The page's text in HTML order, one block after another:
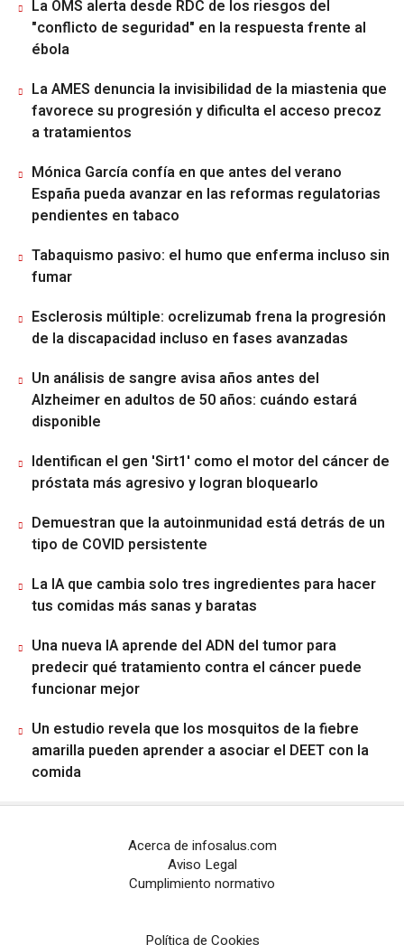
La OMS alerta desde RDC de los riesgos del
"conflicto de seguridad" en la respuesta frente al
ébola
La AMES denuncia la invisibilidad de la miastenia que
favorece su progresión y dificulta el acceso precoz
a tratamientos
Mónica García confía en que antes del verano
España pueda avanzar en las reformas regulatorias
pendientes en tabaco
Tabaquismo pasivo: el humo que enferma incluso sin
fumar
Esclerosis múltiple: ocrelizumab frena la progresión
de la discapacidad incluso en fases avanzadas
Un análisis de sangre avisa años antes del
Alzheimer en adultos de 50 años: cuándo estará
disponible
Identifican el gen 'Sirt1' como el motor del cáncer de
próstata más agresivo y logran bloquearlo
Demuestran que la autoinmunidad está detrás de un
tipo de COVID persistente
La IA que cambia solo tres ingredientes para hacer
tus comidas más sanas y baratas
Una nueva IA aprende del ADN del tumor para
predecir qué tratamiento contra el cáncer puede
funcionar mejor
Un estudio revela que los mosquitos de la fiebre
amarilla pueden aprender a asociar el DEET con la
comida
Acerca de infosalus.com
Aviso Legal
Cumplimiento normativo
Política de Cookies